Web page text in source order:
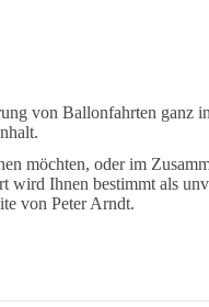
von Ballonfahrten ganz
möchten, oder im
Ihnen bestimmt als
von Peter Arndt.